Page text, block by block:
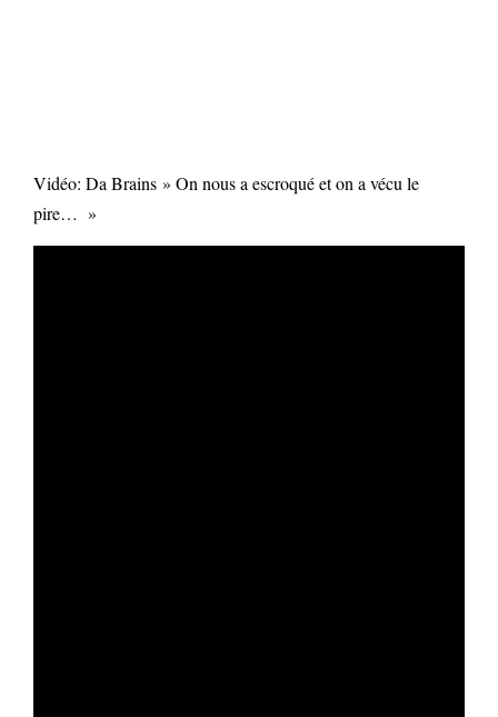
Vidéo: Da Brains » On nous a escroqué et on a vécu le
pire… »